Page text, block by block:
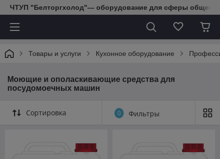
ЧТУП "Белторгхолод"— оборудование для сферы
Товары и услуги Кухонное оборудование
Моющие и ополаскивающие средства для
посудомоечных машин
Сортировка 0 Фильтры